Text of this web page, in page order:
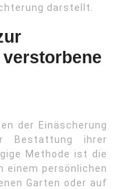
darstellt.
der Einäscherung
Bestattung ihrer
Methode ist die
einem persönlichen
Garten oder auf